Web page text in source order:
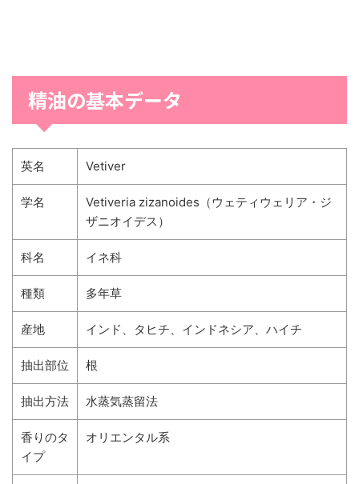
精油の基本データ
英名 Vetiver
学名
Vetiveria zizanoides（ウェティウェリア・ジ
ザニオイデス）
科名 イネ科
種類 多年草
産地 インド、タヒチ、インドネシア、ハイチ
抽出部位 根
抽出方法 水蒸気蒸留法
香りのタ
イプ
オリエンタル系